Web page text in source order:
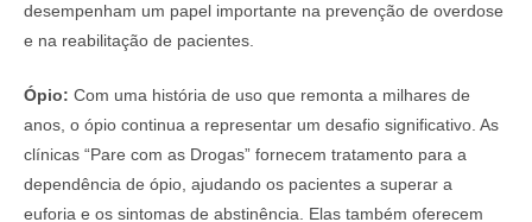
desempenham um papel importante na prevenção de overdose
e na reabilitação de pacientes.
Ópio: Com uma história de uso que remonta a milhares de
anos, o ópio continua a representar um desafio significativo. As
clínicas “Pare com as Drogas” fornecem tratamento para a
dependência de ópio, ajudando os pacientes a superar a
euforia e os sintomas de abstinência. Elas também oferecem